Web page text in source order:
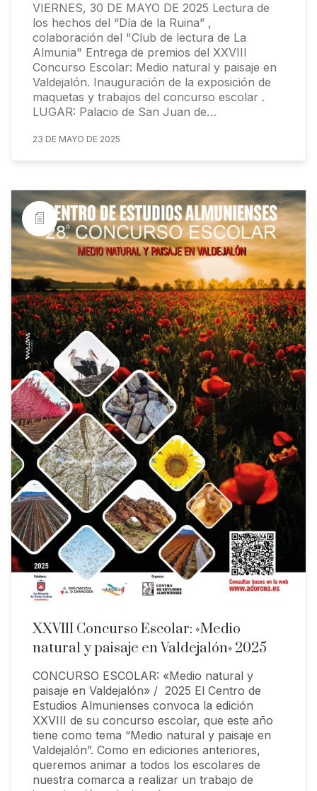
VIERNES, 30 DE MAYO DE 2025 Lectura de
los hechos del “Día de la Ruina” ,
colaboración del "Club de lectura de La
Almunia" Entrega de premios del XXVIII
Concurso Escolar: Medio natural y paisaje en
Valdejalón. Inauguración de la exposición de
maquetas y trabajos del concurso escolar .
LUGAR: Palacio de San Juan de…
23 DE MAYO DE 2025
XXVIII Concurso Escolar: «Medio
natural y paisaje en Valdejalón» 2025
CONCURSO ESCOLAR: «Medio natural y
paisaje en Valdejalón» / 2025 El Centro de
Estudios Almunienses convoca la edición
XXVIII de su concurso escolar, que este año
tiene como tema “Medio natural y paisaje en
Valdejalón”. Como en ediciones anteriores,
queremos animar a todos los escolares de
nuestra comarca a realizar un trabajo de